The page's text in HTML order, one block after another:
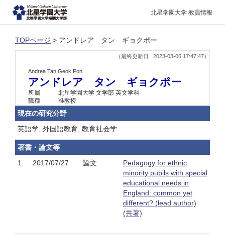
北星学園大学 教員情報
TOPページ > アンドレア タン ギョクポー
（最終更新日 : 2023-03-06 17:47:47）
Andrea Tan Geok Poh
アンドレア タン ギョクポー
所属
北星学園大学 文学部 英文学科
職種
准教授
現在の研究分野
英語学, 外国語教育, 教育社会学
著書・論文等
1.
2017/07/27 論文
Pedagogy for ethnic
minority pupils with special
educational needs in
England: common yet
different? (lead author)
(共著)